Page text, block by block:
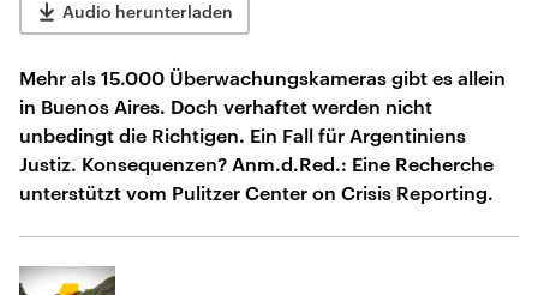
Audio herunterladen
Mehr als 15.000 Überwachungskameras gibt es allein
in Buenos Aires. Doch verhaftet werden nicht
unbedingt die Richtigen. Ein Fall für Argentiniens
Justiz. Konsequenzen? Anm.d.Red.: Eine Recherche
unterstützt vom Pulitzer Center on Crisis Reporting.